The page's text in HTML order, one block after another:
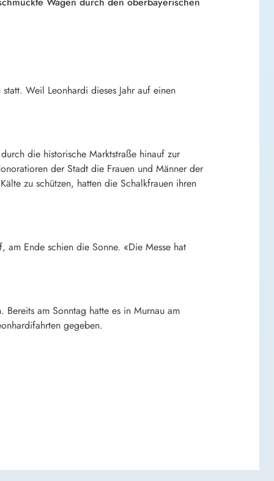
Weil Leonhardi dieses Jahr auf einen
die historische Marktstraße hinauf zur
der Stadt die Frauen und Männer der
zu schützen, hatten die Schalkfrauen ihren
Ende schien die Sonne. «Die Messe hat
Bereits am Sonntag hatte es in Murnau am
gegeben.